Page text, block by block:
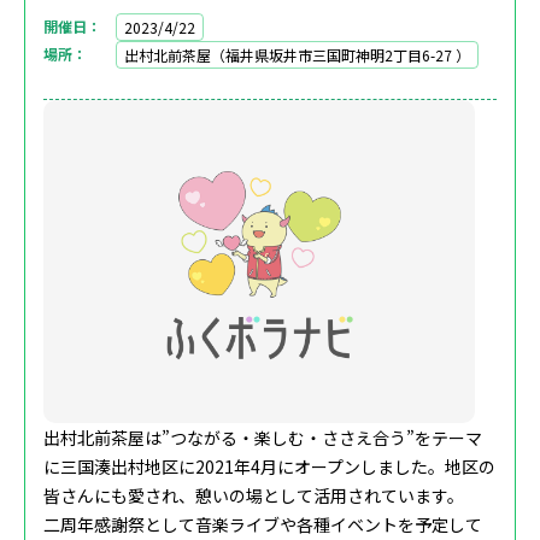
開催日
2023/4/22
場所
出村北前茶屋（福井県坂井市三国町神明2丁目6-27 ）
出村北前茶屋は”つながる・楽しむ・ささえ合う”をテーマ
に三国湊出村地区に2021年4月にオープンしました。地区の
皆さんにも愛され、憩いの場として活用されています。
二周年感謝祭として音楽ライブや各種イベントを予定して